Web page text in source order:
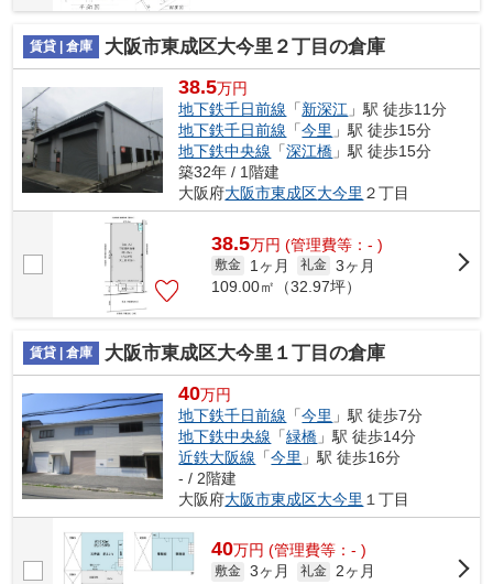
賃貸 | 倉庫 大阪市東成区大今里２丁目の倉庫
38.5万円
地下鉄千日前線 「新深江 」駅 徒歩11分
地下鉄千日前線 「今里 」駅 徒歩15分
地下鉄中央線 「深江橋 」駅 徒歩15分
築32年 / 1階建
大阪府大阪市東成区大今里 ２丁目
38.5万円 (管理費等：- )
敷金 1ヶ月 礼金 3ヶ月
109.00㎡（32.97坪）
賃貸 | 倉庫 大阪市東成区大今里１丁目の倉庫
40万円
地下鉄千日前線 「今里 」駅 徒歩7分
地下鉄中央線 「緑橋 」駅 徒歩14分
近鉄大阪線 「今里 」駅 徒歩16分
- / 2階建
大阪府大阪市東成区大今里 １丁目
40万円 (管理費等：- )
敷金 3ヶ月 礼金 2ヶ月